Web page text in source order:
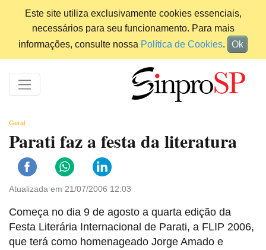
Este site utiliza exclusivamente cookies essenciais,
necessários para seu funcionamento. Para mais
informações, consulte nossa Política de Cookies. Ok
Geral
Parati faz a festa da literatura
Atualizada em 21/07/2006 12:03
Começa no dia 9 de agosto a quarta edição da
Festa Literária Internacional de Parati, a FLIP 2006,
que terá como homenageado Jorge Amado e